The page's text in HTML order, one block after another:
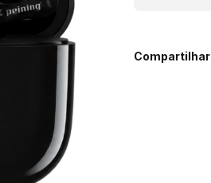
Compartilhar